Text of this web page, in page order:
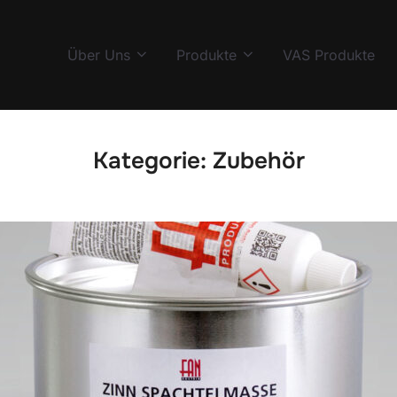
Über Uns Produkte VAS Produkte
Kategorie: Zubehör